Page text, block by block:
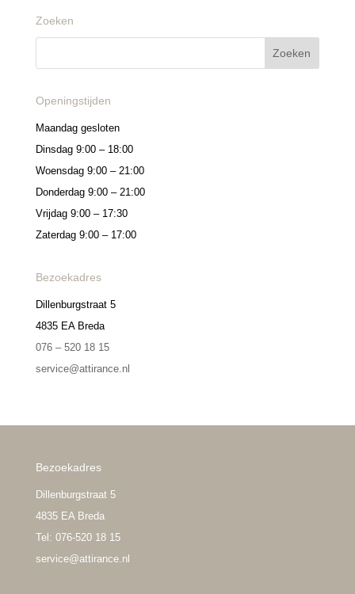
Zoeken
Openingstijden
Maandag gesloten
Dinsdag 9:00 – 18:00
Woensdag 9:00 – 21:00
Donderdag 9:00 – 21:00
Vrijdag 9:00 – 17:30
Zaterdag 9:00 – 17:00
Bezoekadres
Dillenburgstraat 5
4835 EA Breda
076 – 520 18 15
service@attirance.nl
Bezoekadres
Dillenburgstraat 5
4835 EA Breda
Tel: 076-520 18 15
service@attirance.nl